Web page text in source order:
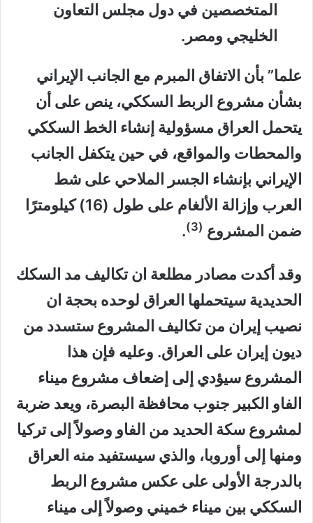
المتخصصين في دول مجلس التعاون
الخليجي ومصر.
علما” بأن الاتفاق المبرم مع الجانب الإيراني
بشأن مشروع الربط السككي، ينص على أن
يتحمل العراق مسؤولية إنشاء الخط السككي
والمحطات والمواقع، في حين يتكفل الجانب
الإيراني بإنشاء الجسر الملاحي على شط
العرب وإزالة الألغام على طول (16) كيلومترًا
ضمن المشروع (3)
.
وقد أكدت مصادر مطلعة ان تكاليف مد السكك
الحديدية سيتحملها العراق لوحده بحجة ان
نصيب إيران من تكاليف المشروع ستسدد من
ديون إيران على العراق. وعليه فإن هذا
المشروع سيؤدي إلى إضعاف مشروع ميناء
الفاو الكبير جنوب محافظة البصرة، ويعد ضربة
لمشروع سكة الحديد من الفاو وصولاً إلى تركيا
ومنها إلى أوروبا، والذي سيستفيد منه العراق
بالدرجة الأولى على عكس مشروع الربط
السككي بين ميناء خميني وصولاً إلى ميناء